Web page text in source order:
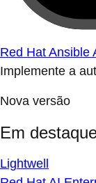
Red Hat Ansible
Implemente a
Nova versão
Em
Lightwell